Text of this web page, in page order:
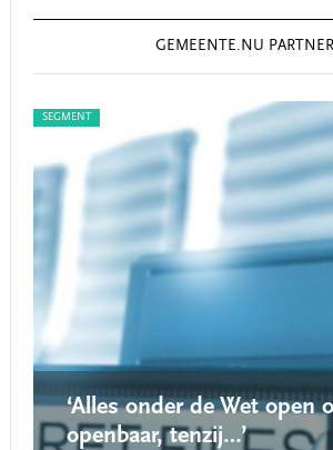
GEMEENTE.NU
SEGMENT
‘Alles onder de Wet open
openbaar, tenzij…’